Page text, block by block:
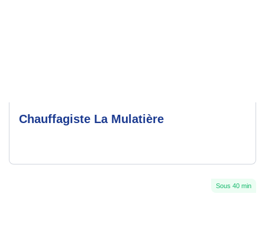
Chauffagiste La Mulatière
Sous 40 min